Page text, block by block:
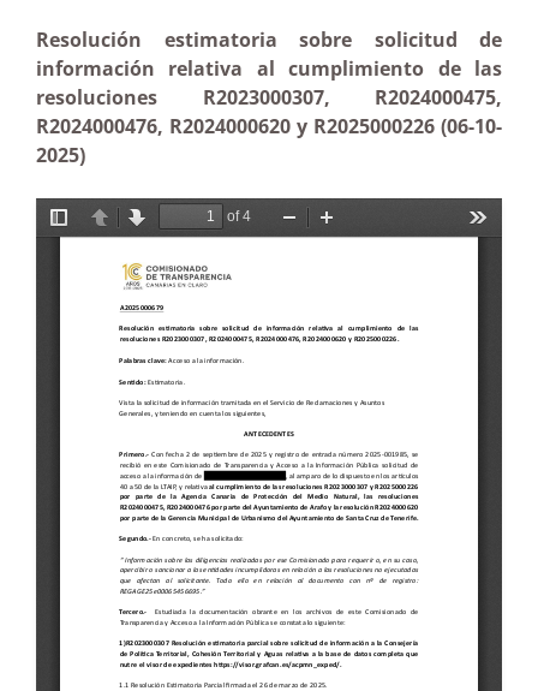
Resolución estimatoria sobre solicitud de
información relativa al cumplimiento de las
resoluciones R2023000307, R2024000475,
R2024000476, R2024000620 y R2025000226 (06-10-
2025)